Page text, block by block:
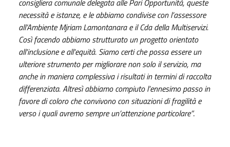
necessità e istanze, e le abbiamo condivise con l’assessore
all’Ambiente Mjriam Lamontanara e il Cda della Multiservizi.
Così facendo abbiamo strutturato un progetto orientato
all'inclusione e all'equità. Siamo certi che possa essere un
ulteriore strumento per migliorare non solo il servizio, ma
anche in maniera complessiva i risultati in termini di raccolta
differenziata. Altresì abbiamo compiuto l’ennesimo passo in
favore di coloro che convivono con situazioni di fragilità e
verso i quali avremo sempre un’attenzione particolare”.